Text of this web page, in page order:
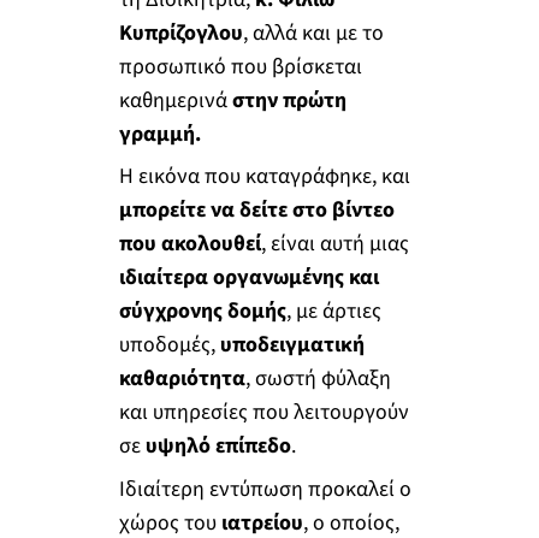
Κυπρίζογλου, αλλά και με το
προσωπικό που βρίσκεται
καθημερινάστην πρώτη
γραμμή.
Η εικόνα που καταγράφηκε, και
μπορείτε να δείτε στο βίντεο
που ακολουθεί, είναι αυτή μιας
ιδιαίτερα οργανωμένης και
σύγχρονης δομής, με άρτιες
υποδομές,υποδειγματική
καθαριότητα, σωστή φύλαξη
και υπηρεσίες που λειτουργούν
σευψηλό επίπεδο.
Ιδιαίτερη εντύπωση προκαλεί ο
χώρος του ιατρείου, ο οποίος,